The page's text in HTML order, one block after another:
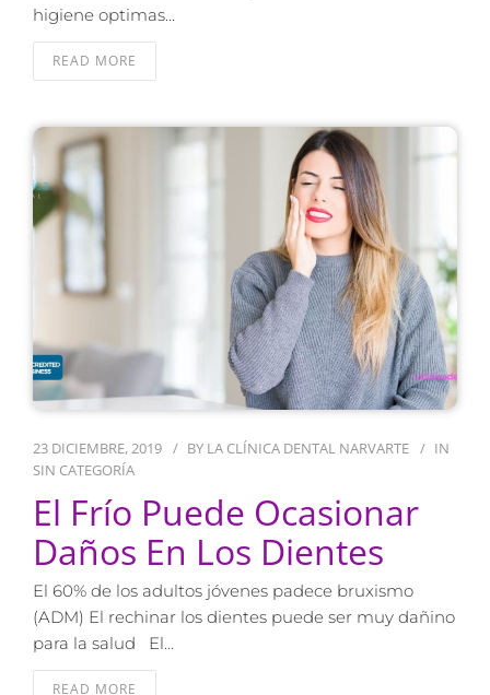
higiene optimas…
READ MORE
23 DICIEMBRE, 2019 BY LA CLÍNICA DENTAL NARVARTE
IN
SIN CATEGORÍA
El Frío Puede Ocasionar
Daños En Los Dientes
El 60% de los adultos jóvenes padece bruxismo
(ADM) El rechinar los dientes puede ser muy dañino
para la salud El…
READ MORE